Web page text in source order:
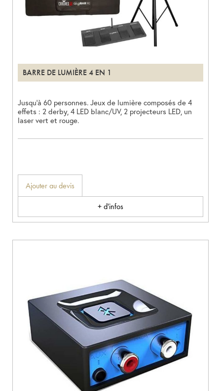
BARRE DE LUMIÈRE 4 EN 1
Jusqu’à 60 personnes. Jeux de lumière composés de 4
effets : 2 derby, 4 LED blanc/UV, 2 projecteurs LED, un
laser vert et rouge.
Ajouter au devis
+ d'infos